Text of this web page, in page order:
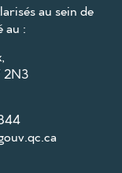
au sein de
au :
2N3